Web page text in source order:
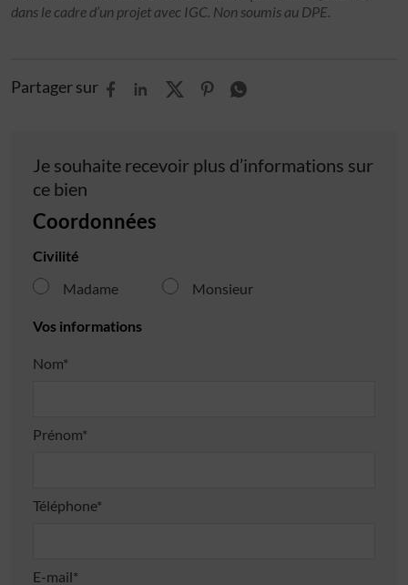
dans le cadre d’un projet avec IGC. Non soumis au DPE.
Partager sur
Je souhaite recevoir plus d’informations sur
ce bien
Coordonnées
Civilité
Madame
Monsieur
Vos informations
Nom*
Prénom*
Téléphone*
E-mail*